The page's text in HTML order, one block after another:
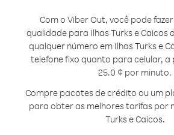
Com o Viber Out, você pode
qualidade para Ilhas Turks e Caicos
qualquer número em Ilhas Turks e
telefone fixo quanto para celular,
25.0 ¢ por minuto.
Compre pacotes de crédito ou um
para obter as melhores tarifas por
Turks e Caicos.